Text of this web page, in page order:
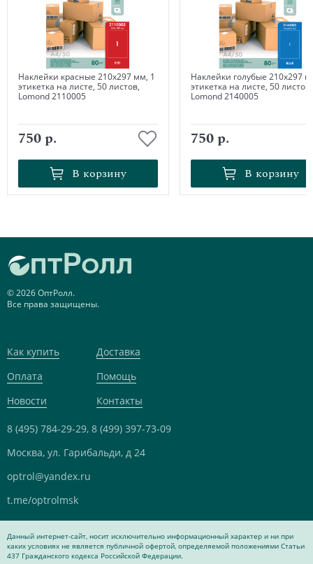
Наклейки красные 210х297 мм, 1
этикетка на листе, 50 листов,
Lomond 2110005
750 р.
В корзину
В корзину
Наклейки голубые 210х297
этикетка на листе, 50 листов,
Lomond 2140005
750 р.
В корзину
В корзину
© 2026 ОптРолл.
Все права защищены.
Как купить
Доставка
Оплата
Помощь
Новости
Контакты
8 (495) 784-29-29, 8 (499) 397-73-09
Москва, ул. Гарибальди, д 24
optrol@yandex.ru
t.me/optrolmsk
Данный интернет-сайт, носит исключительно информационный характер и ни при
каких условиях не является публичной офертой, определяемой положениями Статьи
437 Гражданского кодекса Российской Федерации.